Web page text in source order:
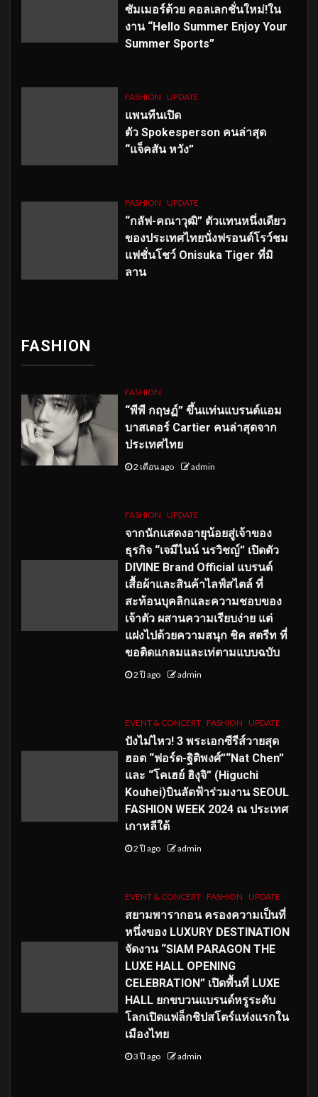
ซัมเมอร์ด้วย คอลเลกชั่นใหม่!ใน
งาน “Hello Summer Enjoy Your
Summer Sports”
FASHION UPDATE
แพนทีนเปิด
ตัว Spokesperson คนล่าสุด
“แจ็คสัน หวัง”
FASHION UPDATE
“กลัฟ-คณาวุฒิ” ตัวแทนหนึ่งเดียว
ของประเทศไทยนั่งฟรอนต์โรว์ชม
แฟชั่นโชว์ Onisuka Tiger ที่มิ
ลาน
FASHION
FASHION
“พีพี กฤษฏ์” ขึ้นแท่นแบรนด์แอม
บาสเดอร์ Cartier คนล่าสุดจาก
ประเทศไทย
2 เดือน ago admin
FASHION UPDATE
จากนักแสดงอายุน้อยสู่เจ้าของ
ธุรกิจ “เจมีไนน์ นรวิชญ์” เปิดตัว
DIVINE Brand Official แบรนด์
เสื้อผ้าและสินค้าไลฟ์สไตล์ ที่
สะท้อนบุคลิกและความชอบของ
เจ้าตัว ผสานความเรียบง่าย แต่
แฝงไปด้วยความสนุก ชิค สตรีท ที่
ขอติดแกลมและเท่ตามแบบฉบับ
2 ปี ago admin
EVENT & CONCERT FASHION UPDATE
ปังไม่ไหว! 3 พระเอกซีรีส์วายสุด
ฮอต “ฟอร์ด-ฐิติพงศ์”“Nat Chen”
และ “โคเฮย์ ฮิงุจิ” (Higuchi
Kouhei)บินลัดฟ้าร่วมงาน SEOUL
FASHION WEEK 2024 ณ ประเทศ
เกาหลีใต้
2 ปี ago admin
EVENT & CONCERT FASHION UPDATE
สยามพารากอน ครองความเป็นที่
หนึ่งของ LUXURY DESTINATION
จัดงาน “SIAM PARAGON THE
LUXE HALL OPENING
CELEBRATION” เปิดพื้นที่ LUXE
HALL ยกขบวนแบรนด์หรูระดับ
โลกเปิดแฟล็กชิปสโตร์แห่งแรกใน
เมืองไทย
3 ปี ago admin